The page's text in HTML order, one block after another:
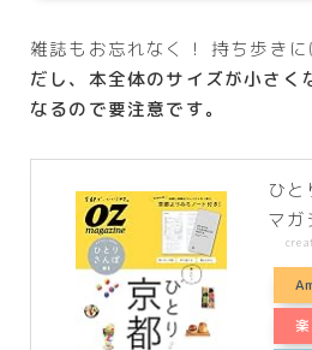
雑誌もお忘れなく！ 持ち歩きに
だし、本全体のサイズが小さく
なるので要注意です。
ひ
マガ